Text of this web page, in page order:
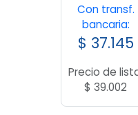
Con transf.
bancaria:
$ 37.145
Precio de
$ 39.002